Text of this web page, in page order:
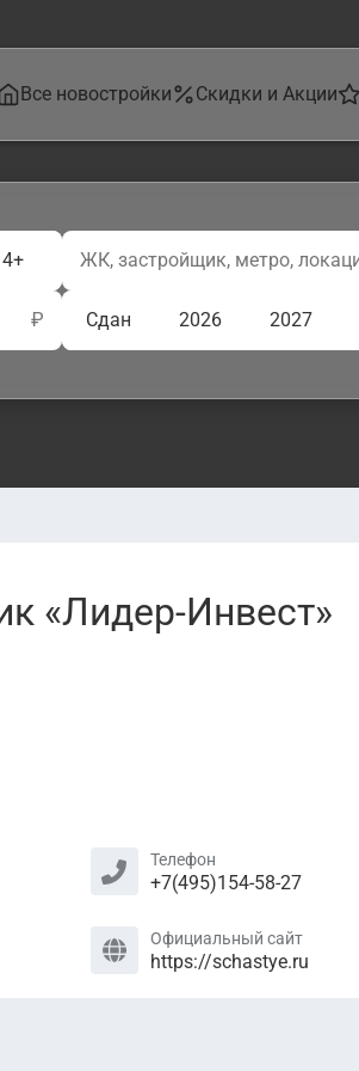
Все новостройки Скидки и Акции
4+
₽ Сдан 2026 2027
«Лидер-Инвест»
Телефон
+7(495)154-58-27
Официальный сайт
https://schastye.ru